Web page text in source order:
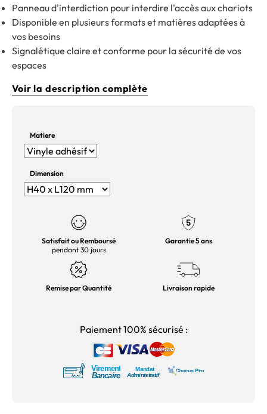
Panneau d'interdiction pour interdire l'accès aux chariots
Disponible en plusieurs formats et matières adaptées à
vos besoins
Signalétique claire et conforme pour la sécurité de vos
espaces
Voir la description complète
Matiere
Dimension
Satisfait ou Remboursé
pendant 30 jours
Garantie 5 ans
Remise par Quantité Livraison rapide
Paiement 100% sécurisé :